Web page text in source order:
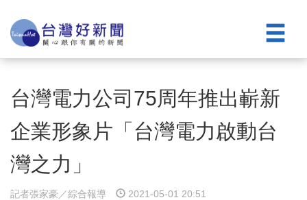
台灣電力公司75周年推出嶄新
企業形象片「台灣電力啟動台
灣之力」
記者張家豪／綜合報導 2021-05-01 20:51